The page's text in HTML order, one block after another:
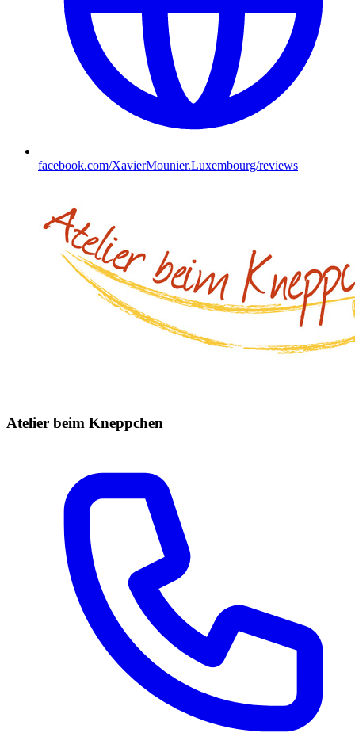
facebook.com/XavierMounier.Luxembourg/reviews
Atelier beim Kneppchen